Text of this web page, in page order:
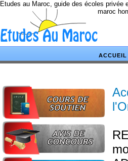
Etudes au Maroc, guide des écoles
maroc
ACCUEIL